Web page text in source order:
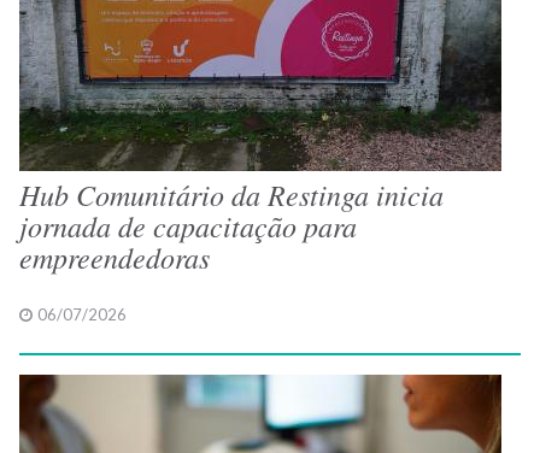
Hub Comunitário da Restinga inicia
jornada de capacitação para
empreendedoras
06/07/2026